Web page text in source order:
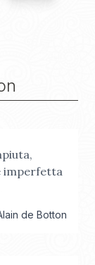
imperfetta
de Botton